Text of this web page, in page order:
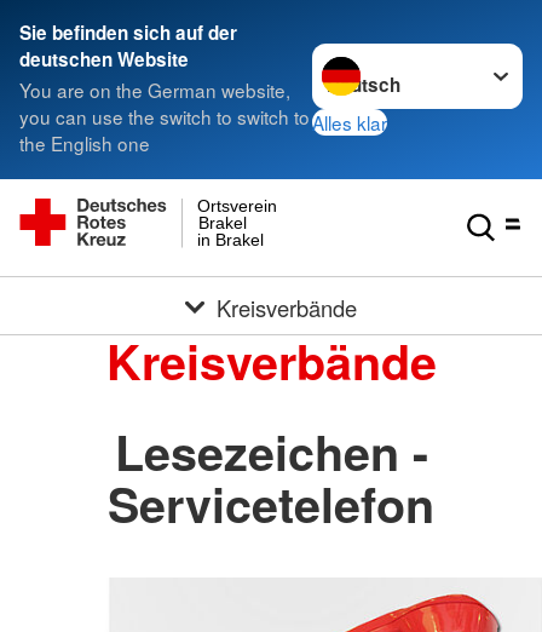
Sie befinden sich auf der
deutschen Website
You are on the German website,
you can use the switch to switch to
the English one
Sprache wechseln zu
Alles klar
in Brakel
Brakel
Ortsverein
Kreisverbände
Kreisverbände
Lesezeichen -
Servicetelefon